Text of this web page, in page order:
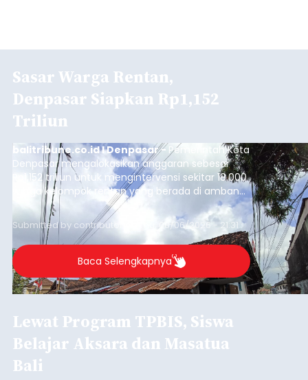
Sasar Warga Rentan,
Denpasar Siapkan Rp1,152
Triliun
balitribune.co.id I Denpasar - Pemerintah Kota
Denpasar mengalokasikan anggaran sebesar
Rp1,152 triliun untuk mengintervensi sekitar 18.000
warga kelompok rentan yang berada di ambang
garis kemiskinan. Langkah strategis ini diambil
guna menjaga masyarakat yang berada pada
kelompok desil 5 dan 6 tersebut agar tidak
merosot ke kategori miskin.
Submitted by contributor Thu, 08/06/2026 - 21:31
Baca Selengkapnya
Lewat Program TPBIS, Siswa
Belajar Aksara dan Masatua
Bali